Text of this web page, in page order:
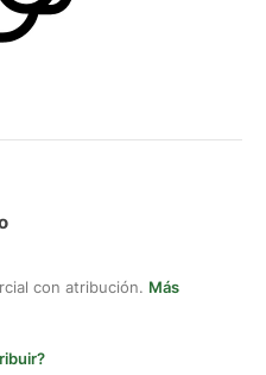
con atribución. Más